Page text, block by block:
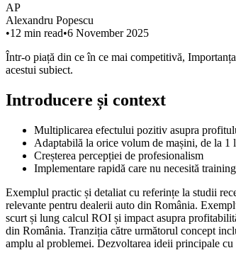
AP
Alexandru Popescu
•12 min read•6 November 2025
Într-o piață din ce în ce mai competitivă,
acestui subiect.
Introducere și context
Multiplicarea efectului pozitiv asupra
Adaptabilă la orice volum de mașini, de la 1
Creșterea percepției de profesionalism
Implementare rapidă care nu necesită
Exemplul practic și detaliat cu referințe la studii
relevante pentru dealerii auto din România.
scurt și lung calcul ROI și impact asupra
din România. Tranziția către următorul concept
amplu al problemei. Dezvoltarea ideii principale